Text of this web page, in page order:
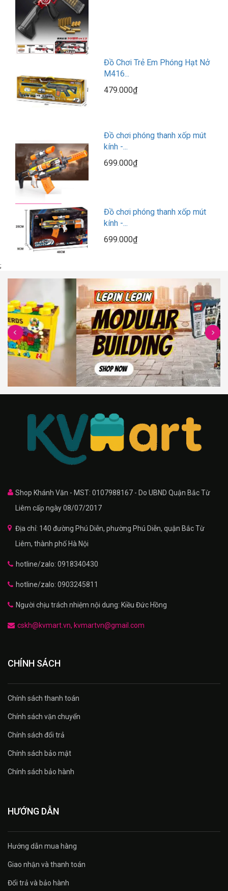
Đồ Chơi Trẻ Em Phóng Hạt Nở
M416...
479.000₫
Đồ chơi phóng thanh xốp mút
kính -...
699.000₫
Đồ chơi phóng thanh xốp mút
kính -...
699.000₫
;
Shop Khánh Văn - MST: 0107988167 - Do UBND Quận Bắc Từ
Liêm cấp ngày 08/07/2017
Địa chỉ: 140 đường Phú Diễn, phường Phú Diễn, quận Bắc Từ
Liêm, thành phố Hà Nội
hotline/zalo: 0918340430
hotline/zalo: 0903245811
Người chịu trách nhiệm nội dung: Kiều Đức Hồng
cskh@kvmart.vn, kvmartvn@gmail.com
CHÍNH SÁCH
Chính sách thanh toán
Chính sách vận chuyển
Chính sách đổi trả
Chính sách bảo mật
Chính sách bảo hành
HƯỚNG DẪN
Hướng dẫn mua hàng
Giao nhận và thanh toán
Đổi trả và bảo hành